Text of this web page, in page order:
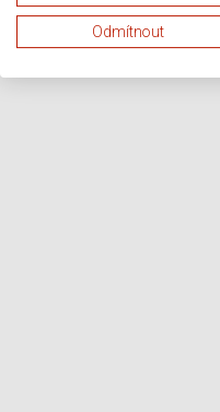
Odmítnout